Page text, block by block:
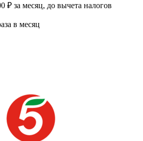
₽ за месяц, до вычета налогов
в месяц